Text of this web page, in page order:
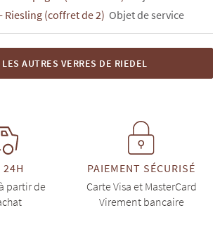
Riesling (coffret de 2) Objet de service
LES AUTRES VERRES DE RIEDEL
24H
partir de
PAIEMENT SÉCURISÉ
Carte Visa et MasterCard
Virement bancaire